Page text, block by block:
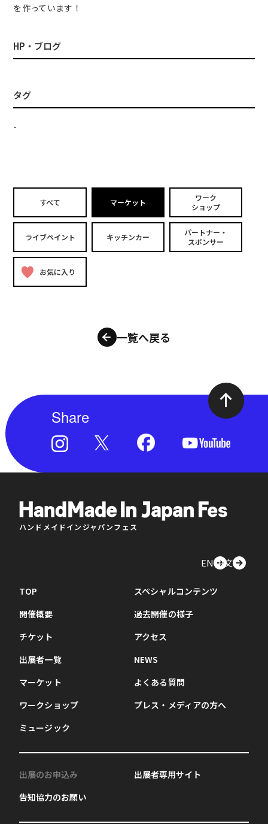
を作っています！
HP・ブログ
タグ
-
すべて マーケット
ワーク
ショップ
ライブペイント キッチンカー
パートナー・
スポンサー
お気に入り
一覧へ戻る
Share
ハンドメイドインジャパンフェス
EN中文
TOP
開催概要
チケット
出展者一覧
マーケット
ワークショップ
ミュージック
スペシャルコンテンツ
過去開催の様子
アクセス
NEWS
よくある質問
プレス・メディアの方へ
出展のお申込み
告知協力のお願い
出展者専用サイト